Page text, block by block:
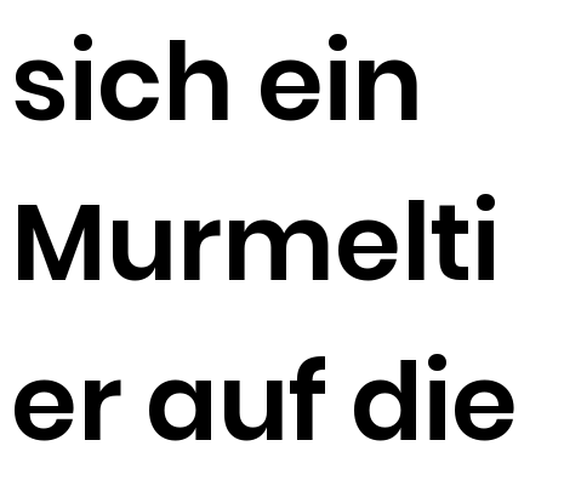
sich ein
Murmelti
er auf die